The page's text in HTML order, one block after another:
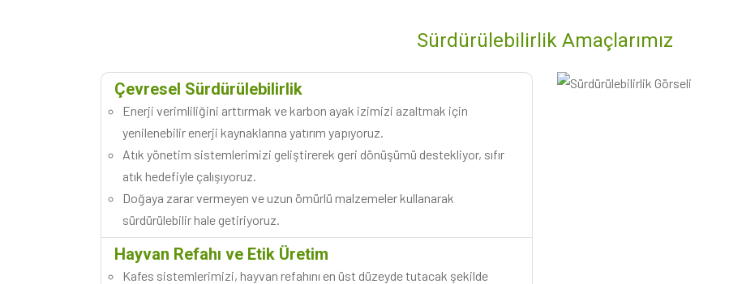
Sürdürülebilirlik Amaçlarımız
Çevresel Sürdürülebilirlik
Enerji verimliliğini arttırmak ve karbon ayak izimizi azaltmak için
yenilenebilir enerji kaynaklarına yatırım yapıyoruz.
Atık yönetim sistemlerimizi geliştirerek geri dönüşümü destekliyor, sıfır
atık hedefiyle çalışıyoruz.
Doğaya zarar vermeyen ve uzun ömürlü malzemeler kullanarak
sürdürülebilir hale getiriyoruz.
Hayvan Refahı ve Etik Üretim
Kafes sistemlerimizi, hayvan refahını en üst düzeyde tutacak şekilde